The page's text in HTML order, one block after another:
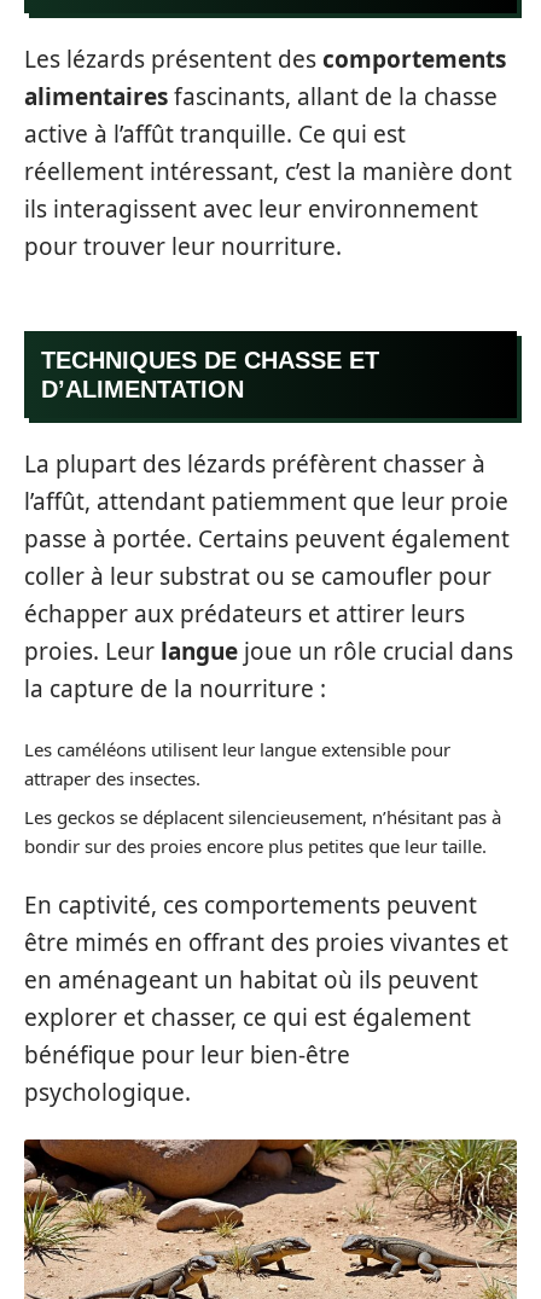
Les lézards présentent descomportements
alimentairesfascinants, allant de la chasse
active à l’affût tranquille. Ce qui est
réellement intéressant, c’est la manière dont
ils interagissent avec leur environnement
pour trouver leur nourriture.
TECHNIQUES DE CHASSE ET
D’ALIMENTATION
La plupart des lézards préfèrent chasser à
l’affût, attendant patiemment que leur proie
passe à portée. Certains peuvent également
coller à leur substrat ou se camoufler pour
échapper aux prédateurs et attirer leurs
proies. Leur langue joue un rôle crucial dans
la capture de la nourriture :
Les caméléons utilisent leur langue extensible pour
attraper des insectes.
Les geckos se déplacent silencieusement, n’hésitant pas à
bondir sur des proies encore plus petites que leur taille.
En captivité, ces comportements peuvent
être mimés en offrant des proies vivantes et
en aménageant un habitat où ils peuvent
explorer et chasser, ce qui est également
bénéfique pour leur bien-être
psychologique.